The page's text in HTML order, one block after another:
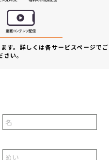
す。詳しくは各サービスページでご
い。